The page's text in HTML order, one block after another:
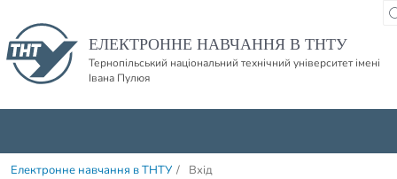
ЕЛЕКТРОННЕ НАВЧАННЯ В ТНТУ
Тернопільський національний технічний університет імені
Івана Пулюя
Електронне навчання в ТНТУ / Вхід